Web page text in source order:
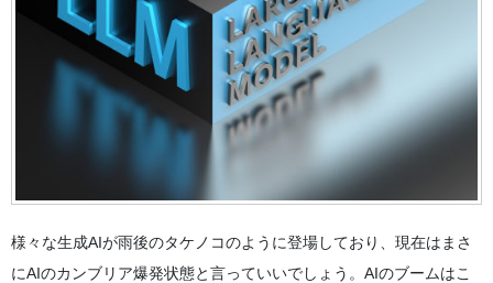
様々な生成AIが雨後のタケノコのように登場しており、現在はまさ
にAIのカンブリア爆発状態と言っていいでしょう。AIのブームはこ